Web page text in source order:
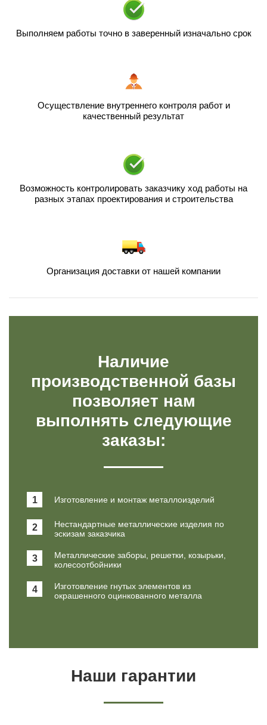
Выполняем работы точно в заверенный изначально срок
Осуществление внутреннего контроля работ и
качественный результат
Возможность контролировать заказчику ход работы на
разных этапах проектирования и строительства
Организация доставки от нашей компании
Наличие
производственной базы
позволяет нам
выполнять следующие
заказы:
1 Изготовление и монтаж металлоизделий
2
Нестандартные металлические изделия по
эскизам заказчика
3
Металлические заборы, решетки, козырьки,
колесоотбойники
4
Изготовление гнутых элементов из
окрашенного оцинкованного металла
Наши гарантии